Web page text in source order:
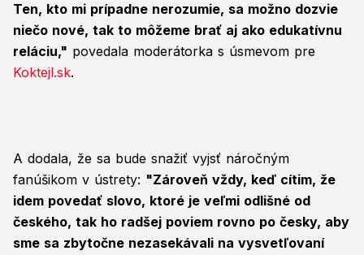
Ten, kto mi prípadne nerozumie, sa možno dozvie
niečo nové, tak to môžeme brať aj ako edukatívnu
reláciu," povedala moderátorka s úsmevom pre
Koktejl.sk.
A dodala, že sa bude snažiť vyjsť náročným
fanúšikom v ústrety: "Zároveň vždy, keď cítim, že
idem povedať slovo, ktoré je veľmi odlišné od
českého, tak ho radšej poviem rovno po česky, aby
sme sa zbytočne nezasekávali na vysvetľovaní